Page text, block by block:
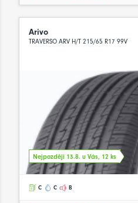
Arivo
TRAVERSO ARV H/T 215/65 R17 99V
Nejpozději 13.8. u Vás, 12 ks
C C B